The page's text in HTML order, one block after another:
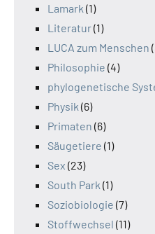
Lamark (1)
Literatur(1)
LUCA zum Menschen
Philosophie (4)
phylogenetische
Physik (6)
Primaten (6)
Säugetiere (1)
Sex (23)
South Park (1)
Soziobiologie (7)
Stoffwechsel (11)